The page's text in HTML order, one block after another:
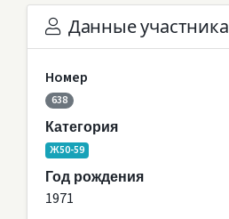
Данные участника
Номер
638
Категория
Ж50-59
Год рождения
1971